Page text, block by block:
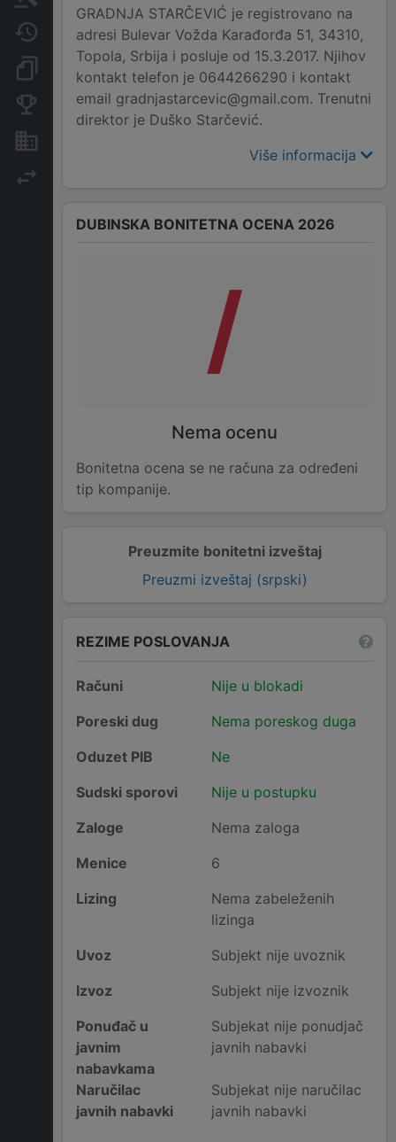
Javne nabavke
Dokumenti i objave
Konkurentske kompanije
GRADNJA STARČEVIĆ je registrovano na
adresi Bulevar Vožda Karađorđa 51, 34310,
Topola, Srbija i posluje od 15.3.2017. Njihov
kontakt telefon je 0644266290 i kontakt
email gradnjastarcevic@gmail.com. Trenutni
direktor je Duško Starčević.
Više informacija
Preuzmite bonitetni izveštaj
Preuzmi izveštaj (srpski)
DUBINSKA BONITETNA OCENA 2026
/
Nema ocenu
Bonitetna ocena se ne računa za određeni
tip kompanije.
REZIME POSLOVANJA
Računi
Nije u blokadi
Poreski dug
Nema poreskog duga
Oduzet PIB
Ne
Sudski sporovi
Nije u postupku
Zaloge
Nema zaloga
Menice
6
Lizing
Nema zabeleženih
lizinga
Uvoz
Subjekt nije uvoznik
Izvoz
Subjekt nije izvoznik
Ponuđač u
javnim
nabavkama
Subjekat nije ponudjač
javnih nabavki
Naručilac
javnih nabavki
Subjekat nije naručilac
javnih nabavki